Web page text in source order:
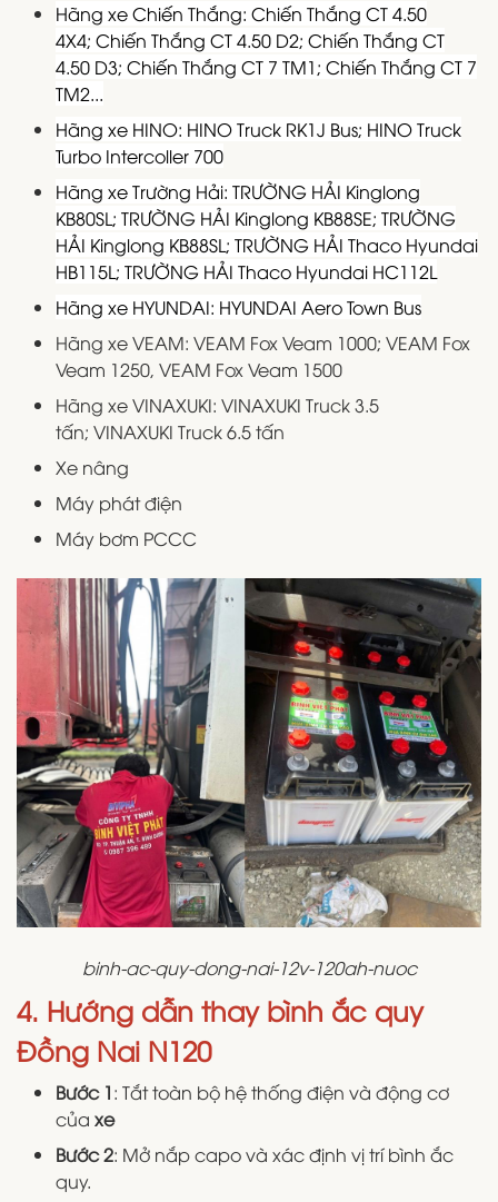
Hãng xe Chiến Thắng: Chiến Thắng CT 4.50
4X4; Chiến Thắng CT 4.50 D2; Chiến Thắng CT
4.50 D3; Chiến Thắng CT 7 TM1; Chiến Thắng CT 7
TM2...
Hãng xe HINO: HINO Truck RK1J Bus; HINO Truck
Turbo Intercoller 700
Hãng xe Trường Hải: TRƯỜNG HẢI Kinglong
KB80SL; TRƯỜNG HẢI Kinglong KB88SE; TRƯỜNG
HẢI Kinglong KB88SL; TRƯỜNG HẢI Thaco Hyundai
HB115L; TRƯỜNG HẢI Thaco Hyundai HC112L
Hãng xe HYUNDAI: HYUNDAI Aero Town Bus
Hãng xe VEAM: VEAM Fox Veam 1000; VEAM Fox
Veam 1250, VEAM Fox Veam 1500
Hãng xe VINAXUKI: VINAXUKI Truck 3.5
tấn; VINAXUKI Truck 6.5 tấn
Xe nâng
Máy phát điện
Máy bơm PCCC
binh-ac-quy-dong-nai-12v-120ah-nuoc
4. Hướng dẫn thay bình ắc quy
Đồng Nai N120
Bước 1: Tắt toàn bộ hệ thống điện và động cơ
của xe
Bước 2: Mở nắp capo và xác định vị trí bình ắc
quy.